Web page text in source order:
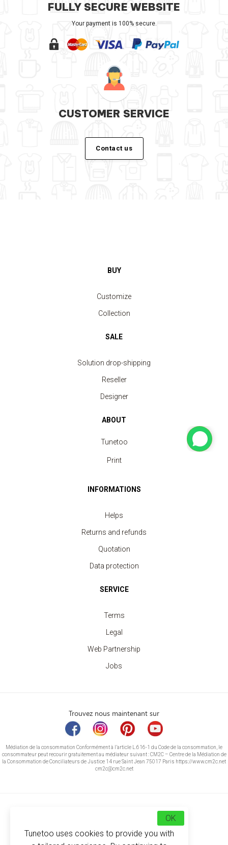
FULLY SECURE WEBSITE
Your payment is 100% secure.
CUSTOMER SERVICE
Contact us
BUY
Customize
Collection
SALE
Solution drop-shipping
Reseller
Designer
ABOUT
Tunetoo
Print
INFORMATIONS
Helps
Returns and refunds
Quotation
Data protection
SERVICE
Terms
Legal
Web Partnership
Jobs
Trouvez nous maintenant sur
Médiation de la consommation Conformément à l’article L.616-1 du Code de la consommation, le
consommateur peut recourir gratuitement au médiateur suivant : CM2C – Centre de la Médiation de
la Consommation de Conciliateurs de Justice 14 rue Saint Jean 75017 Paris https://www.cm2c.net
cm2c@cm2c.net
Tunetoo uses cookies to provide you with
OK